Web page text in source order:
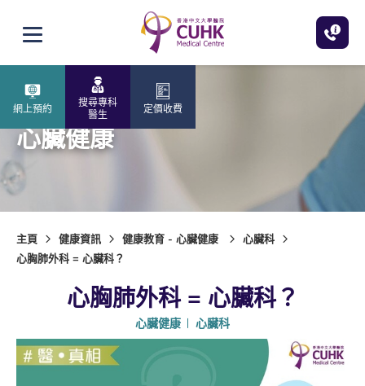
打開選單
網上預約
搜尋專科
醫生
定價收費
心臟健康
主頁 健康資訊 健康教育 - 心臟健康
心臟科
心胸肺外科 = 心臟科？
心胸肺外科 = 心臟科？
心臟健康 心臟科